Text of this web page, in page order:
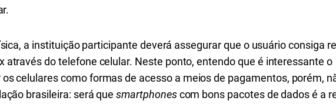
a instituição participante deverá assegurar que o usuário consiga
através do telefone celular. Neste ponto, entendo que é interessante o
celulares como formas de acesso a meios de pagamentos, porém,
brasileira: será quesmartphonescom bons pacotes de dados é a